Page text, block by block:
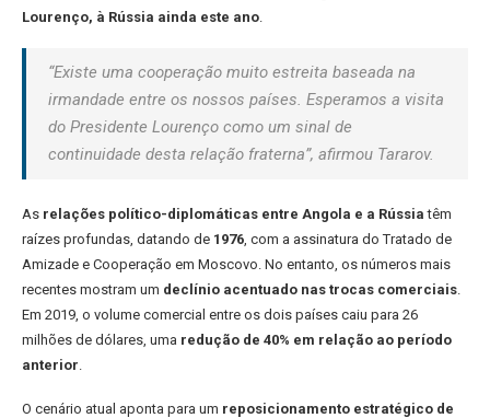
Lourenço, à Rússia ainda este ano.
“Existe uma cooperação muito estreita baseada na
irmandade entre os nossos países. Esperamos a visita
do Presidente Lourenço como um sinal de
continuidade desta relação fraterna”, afirmou Tararov.
As relações político-diplomáticas entre Angola e a Rússia têm
raízes profundas, datando de 1976, com a assinatura do Tratado de
Amizade e Cooperação em Moscovo. No entanto, os números mais
recentes mostram um declínio acentuado nas trocas comerciais.
Em 2019, o volume comercial entre os dois países caiu para 26
milhões de dólares, uma redução de 40% em relação ao período
anterior.
O cenário atual aponta para um reposicionamento estratégico de